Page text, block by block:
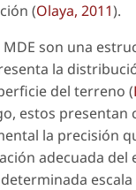
(Olaya, 2011).
son una
la
del terreno (
estos presentan
la precisión
adecuada del